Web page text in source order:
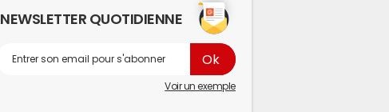
NEWSLETTER QUOTIDIENNE
Voir un exemple